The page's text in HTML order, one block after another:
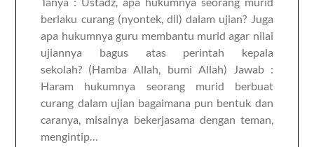
berlaku curang (nyontek, dll) dalam ujian? Juga
apa hukumnya guru membantu murid agar nilai
ujiannya bagus atas perintah kepala
sekolah? (Hamba Allah, bumi Allah) Jawab :
Haram hukumnya seorang murid berbuat
curang dalam ujian bagaimana pun bentuk dan
caranya, misalnya bekerjasama dengan teman,
mengintip…